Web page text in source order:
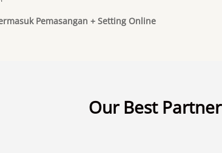
Pemasangan + Setting Online
Our Best Partner